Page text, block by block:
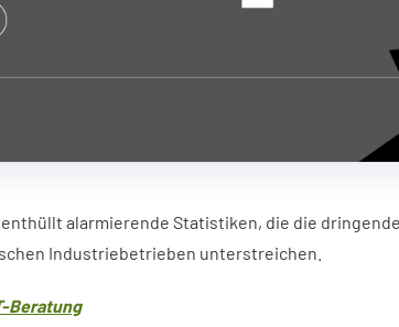
alarmierende Statistiken, die die
Industriebetrieben unterstreichen.
Beratung